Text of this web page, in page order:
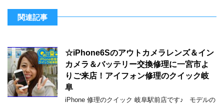
関連記事
☆iPhone6Sのアウトカメラレンズ＆イン
カメラ＆バッテリー交換修理に一宮市よ
りご来店！アイフォン修理のクイック岐
阜
iPhone 修理のクイック 岐阜駅前店です♪ モデルの